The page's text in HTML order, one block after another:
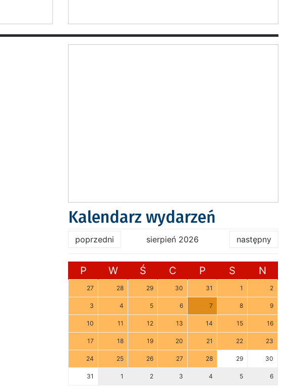
Kalendarz wydarzeń
poprzedni sierpień 2026 następny
P W Ś C P S N
27 28 29 30 31 1 2
3 4 5 6 7 8 9
10 11 12 13 14 15 16
17 18 19 20 21 22 23
24 25 26 27 28 29 30
31 1 2 3 4 5 6